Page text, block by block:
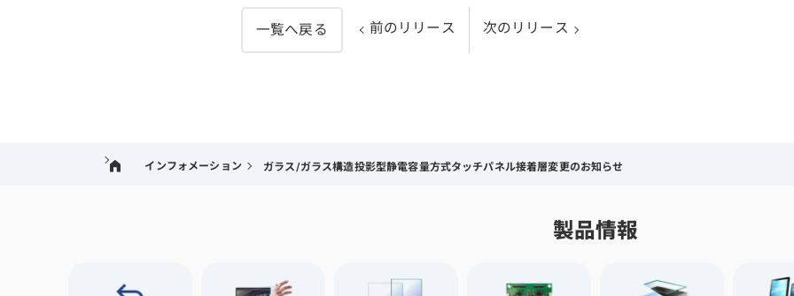
一覧へ戻る 前のリリース 次のリリース
インフォメーション ガラス/ガラス構造投影型静電容量方式タッチパネル接着層変更のお知らせ
製品情報